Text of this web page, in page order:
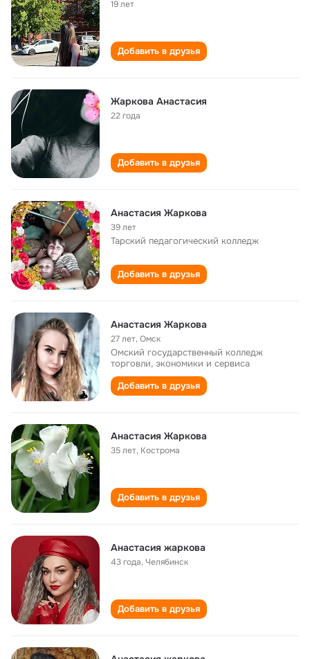
19 лет
Добавить в друзья
Жаркова Анастасия
22 года
Добавить в друзья
Анастасия Жаркова
39 лет
Тарский педагогический колледж
Добавить в друзья
Анастасия Жаркова
27 лет,Омск
Омский государственный колледж
торговли, экономики и сервиса
Добавить в друзья
Анастасия Жаркова
35 лет, Кострома
Добавить в друзья
Анастасия жаркова
43 года,Челябинск
Добавить в друзья